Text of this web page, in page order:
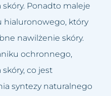
Ponadto maleje
hialuronowego, który
nawilżenie skóry.
ochronnego,
co jest
syntezy naturalnego